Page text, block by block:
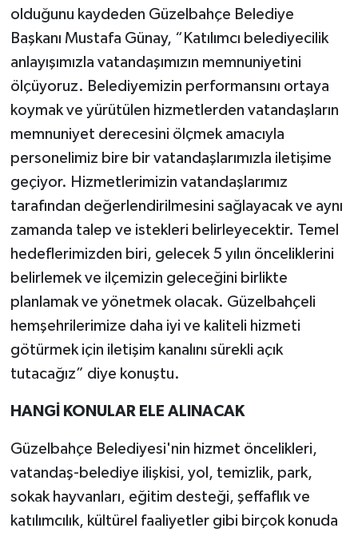
olduğunu kaydeden Güzelbahçe Belediye
Başkanı Mustafa Günay, “Katılımcı belediyecilik
anlayışımızla vatandaşımızın memnuniyetini
ölçüyoruz. Belediyemizin performansını ortaya
koymak ve yürütülen hizmetlerden vatandaşların
memnuniyet derecesini ölçmek amacıyla
personelimiz bire bir vatandaşlarımızla iletişime
geçiyor. Hizmetlerimizin vatandaşlarımız
tarafından değerlendirilmesini sağlayacak ve aynı
zamanda talep ve istekleri belirleyecektir. Temel
hedeflerimizden biri, gelecek 5 yılın önceliklerini
belirlemek ve ilçemizin geleceğini birlikte
planlamak ve yönetmek olacak. Güzelbahçeli
hemşehrilerimize daha iyi ve kaliteli hizmeti
götürmek için iletişim kanalını sürekli açık
tutacağız” diye konuştu.
HANGİ KONULAR ELE ALINACAK
Güzelbahçe Belediyesi'nin hizmet öncelikleri,
vatandaş-belediye ilişkisi, yol, temizlik, park,
sokak hayvanları, eğitim desteği, şeffaflık ve
katılımcılık, kültürel faaliyetler gibi birçok konuda